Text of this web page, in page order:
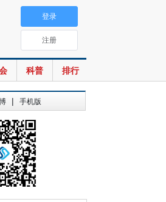
科普 排行
登录
注册
| 手机版